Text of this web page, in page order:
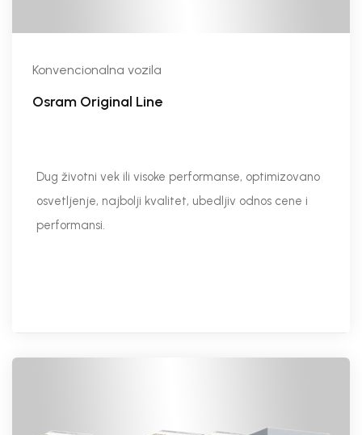
Konvencionalna vozila
Osram Original Line
Dug životni vek ili visoke performanse, optimizovano
osvetljenje, najbolji kvalitet, ubedljiv odnos cene i
performansi.